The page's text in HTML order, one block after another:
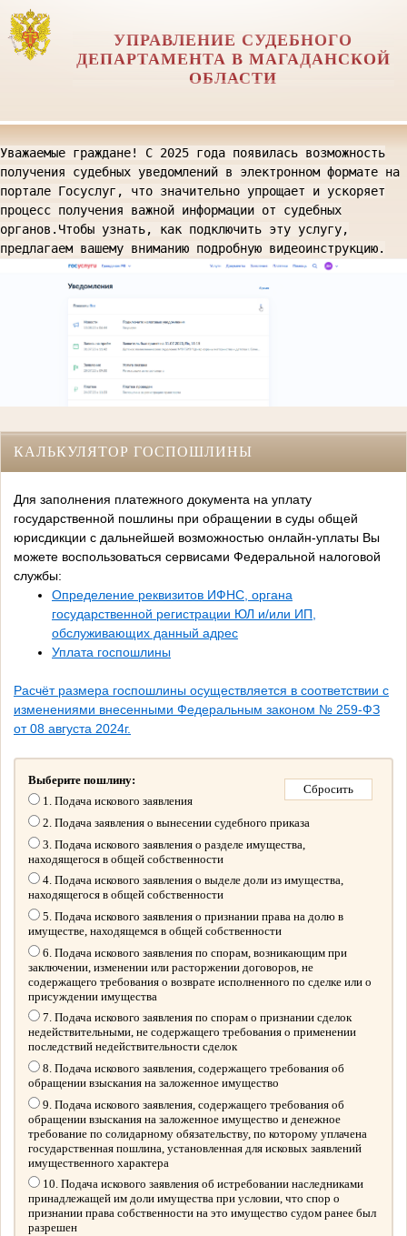
УПРАВЛЕНИЕ СУДЕБНОГО
ДЕПАРТАМЕНТА В МАГАДАНСКОЙ
ОБЛАСТИ
Уважаемые граждане! С 2025 года появилась возможность
получения судебных уведомлений в электронном формате на
портале Госуслуг, что значительно упрощает и ускоряет
процесс получения важной информации от судебных
органов.Чтобы узнать, как подключить эту услугу,
предлагаем вашему вниманию подробную видеоинструкцию.
КАЛЬКУЛЯТОР ГОСПОШЛИНЫ
Для заполнения платежного документа на уплату
государственной пошлины при обращении в суды общей
юрисдикции с дальнейшей возможностью онлайн-уплаты Вы
можете воспользоваться сервисами Федеральной налоговой
службы:
Определение реквизитов ИФНС, органа
государственной регистрации ЮЛ и/или ИП,
обслуживающих данный адрес
Уплата госпошлины
Расчёт размера госпошлины осуществляется в соответствии с
изменениями внесенными Федеральным законом № 259-ФЗ
от 08 августа 2024г.
Выберите пошлину:
1. Подача искового заявления
2. Подача заявления о вынесении судебного приказа
3. Подача искового заявления о разделе имущества,
находящегося в общей собственности
4. Подача искового заявления о выделе доли из имущества,
находящегося в общей собственности
5. Подача искового заявления о признании права на долю в
имуществе, находящемся в общей собственности
6. Подача искового заявления по спорам, возникающим при
заключении, изменении или расторжении договоров, не
содержащего требования о возврате исполненного по сделке или о
присуждении имущества
7. Подача искового заявления по спорам о признании сделок
недействительными, не содержащего требования о применении
последствий недействительности сделок
8. Подача искового заявления, содержащего требования об
обращении взыскания на заложенное имущество
9. Подача искового заявления, содержащего требования об
обращении взыскания на заложенное имущество и денежное
требование по солидарному обязательству, по которому уплачена
государственная пошлина, установленная для исковых заявлений
имущественного характера
10. Подача искового заявления об истребовании наследниками
принадлежащей им доли имущества при условии, что спор о
признании права собственности на это имущество судом ранее был
разрешен